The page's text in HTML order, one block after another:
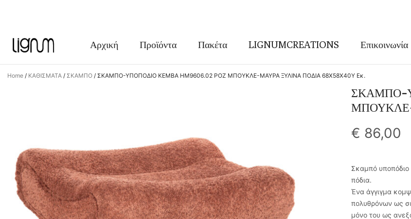
Αρχική Προϊόντα Πακέτα LIGNUMCREATIONS Επικοινωνία
Home / ΚΑΘΙΣΜΑΤΑ / ΣΚΑΜΠΟ / ΣΚΑΜΠΟ-ΥΠΟΠΟΔΙΟ KEMBA HM9606.02 ΡΟΖ ΜΠΟΥΚΛΕ-ΜΑΥΡΑ ΞΥΛΙΝΑ ΠΟΔΙΑ 68X58X40Υ Εκ.
ΣΚΑΜΠΟ-
ΜΠΟΥΚΛΕ-
€ 86,00
Σκαμπό
πόδια.
Ένα άγγιγμα
πολυθρόνων ως
μόνο του ως